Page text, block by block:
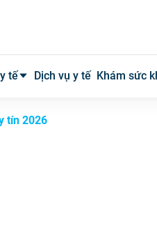
tế Dịch vụ y tế Khám sức
tín 2026